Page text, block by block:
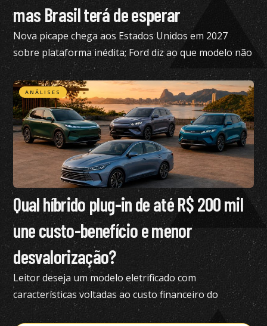
mas Brasil terá de esperar
Nova picape chega aos Estados Unidos em 2027
sobre plataforma inédita; Ford diz ao que modelo não
está nos planos para o Brasil no momento
ANÁLISES
Qual híbrido plug-in de até R$ 200 mil
une custo-benefício e menor
desvalorização?
Leitor deseja um modelo eletrificado com
características voltadas ao custo financeiro do
produto e pediu nossa análise completa